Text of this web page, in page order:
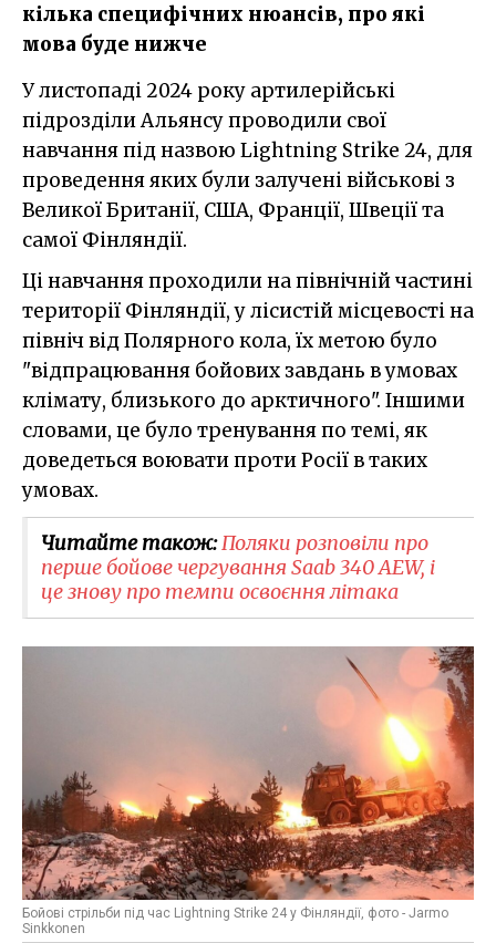
кілька специфічних нюансів, про які
мова буде нижче
У листопаді 2024 року артилерійські
підрозділи Альянсу проводили свої
навчання під назвою Lightning Strike 24, для
проведення яких були залучені військові з
Великої Британії, США, Франції, Швеції та
самої Фінляндії.
Ці навчання проходили на північній частині
території Фінляндії, у лісистій місцевості на
північ від Полярного кола, їх метою було
"відпрацювання бойових завдань в умовах
клімату, близького до арктичного". Іншими
словами, це було тренування по темі, як
доведеться воювати проти Росії в таких
умовах.
Читайте також:Поляки розповіли про
перше бойове чергування Saab 340 AEW, і
це знову про темпи освоєння літака
Бойові стрільби під час Lightning Strike 24 у Фінляндії, фото - Jarmo
Sinkkonen